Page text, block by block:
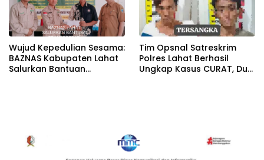
Wujud Kepedulian Sesama:
BAZNAS Kabupaten Lahat
Salurkan Bantuan
Tim Opsnal Satreskrim
Polres Lahat Berhasil
Ungkap Kasus CURAT, Dua